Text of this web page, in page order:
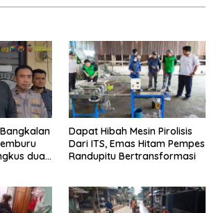
dua
warga
Dapat Hibah Mesin Pirolisis
Dari ITS, Emas Hitam Pempes
Randupitu Bertransformasi